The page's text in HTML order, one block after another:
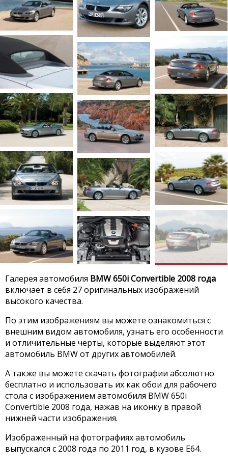
Галерея автомобиля BMW 650i Convertible 2008 года
включает в себя 27 оригинальных изображений
высокого качества.
По этим изображениям вы можете ознакомиться с
внешним видом автомобиля, узнать его особенности
и отличительные черты, которые выделяют этот
автомобиль BMW от других автомобилей.
А также вы можете скачать фотографии абсолютно
бесплатно и использовать их как обои для рабочего
стола с изображением автомобиля BMW 650i
Convertible 2008 года, нажав на иконку в правой
нижней части изображения.
Изображенный на фотографиях автомобиль
выпускался с 2008 года по 2011 год, в кузове E64.